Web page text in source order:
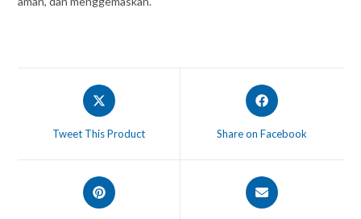
Tweet This Product Share on Facebook